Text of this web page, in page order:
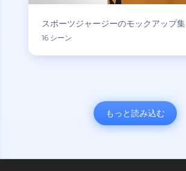
スポーツジャージーのモックアップ集
16 シーン
もっと読み込む